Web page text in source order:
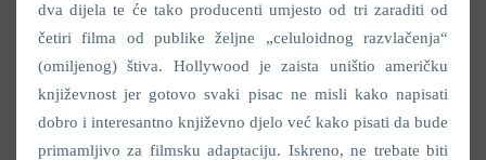
dva dijela te će tako producenti umjesto od tri zaraditi od
četiri filma od publike željne „celuloidnog razvlačenja“
(omiljenog) štiva. Hollywood je zaista uništio američku
književnost jer gotovo svaki pisac ne misli kako napisati
dobro i interesantno književno djelo već kako pisati da bude
primamljivo za filmsku adaptaciju. Iskreno, ne trebate biti